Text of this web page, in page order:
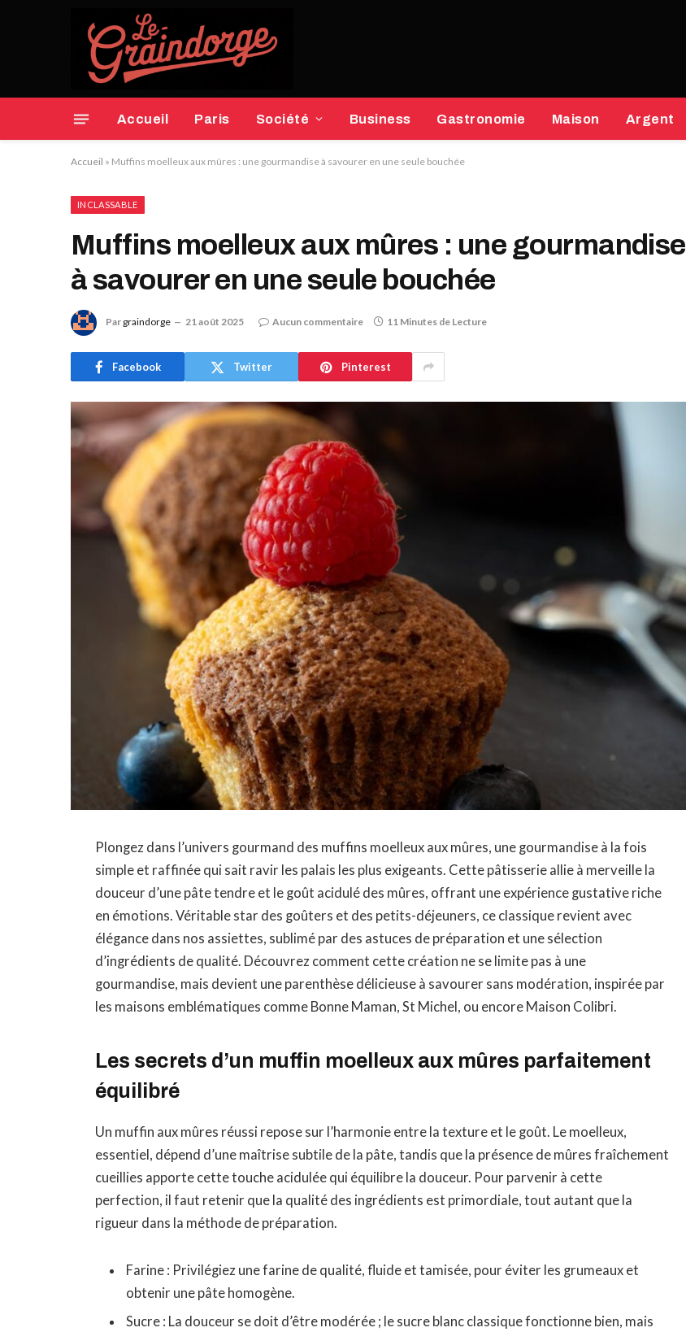
Accueil Paris Société Business Gastronomie Maison Argent
Accueil » Muffins moelleux aux mûres : une gourmandise à savourer en une seule bouchée
INCLASSABLE
Muffins moelleux aux mûres : une gourmandise
à savourer en une seule bouchée
Par graindorge 21 août 2025 Aucun commentaire 11 Minutes de Lecture
Facebook Twitter Pinterest
Plongez dans l’univers gourmand des muffins moelleux aux mûres, une gourmandise à la fois
simple et raffinée qui sait ravir les palais les plus exigeants. Cette pâtisserie allie à merveille la
douceur d’une pâte tendre et le goût acidulé des mûres, offrant une expérience gustative riche
en émotions. Véritable star des goûters et des petits-déjeuners, ce classique revient avec
élégance dans nos assiettes, sublimé par des astuces de préparation et une sélection
d’ingrédients de qualité. Découvrez comment cette création ne se limite pas à une
gourmandise, mais devient une parenthèse délicieuse à savourer sans modération, inspirée par
les maisons emblématiques comme Bonne Maman, St Michel, ou encore Maison Colibri.
Les secrets d’un muffin moelleux aux mûres parfaitement
équilibré
Un muffin aux mûres réussi repose sur l’harmonie entre la texture et le goût. Le moelleux,
essentiel, dépend d’une maîtrise subtile de la pâte, tandis que la présence de mûres fraîchement
cueillies apporte cette touche acidulée qui équilibre la douceur. Pour parvenir à cette
perfection, il faut retenir que la qualité des ingrédients est primordiale, tout autant que la
rigueur dans la méthode de préparation.
Farine : Privilégiez une farine de qualité, fluide et tamisée, pour éviter les grumeaux et
obtenir une pâte homogène.
Sucre : La douceur se doit d’être modérée ; le sucre blanc classique fonctionne bien, mais